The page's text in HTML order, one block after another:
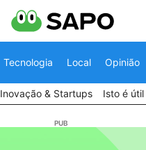
Tecnologia Local Opinião
Inovação & Startups Isto é útil